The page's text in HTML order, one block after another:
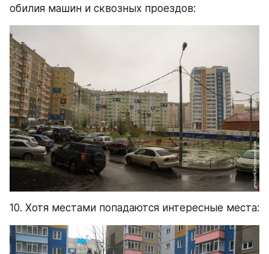
обилия машин и сквозных проездов:
10. Хотя местами попадаются интересные места: